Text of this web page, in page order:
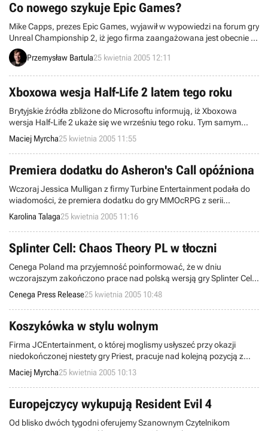
Co nowego szykuje Epic Games?
Mike Capps, prezes Epic Games, wyjawił w wypowiedzi na forum gry
Unreal Championship 2, iż jego firma zaangażowana jest obecnie w
developing całkowicie nowej gry, niezwiązanej z dotychczasowymi
produkcjami spod znaku Unreal. Równolegle opracowywany jest
Przemysław Bartula25 kwietnia 2005 12:11
Xboxowa wesja Half-Life 2 latem tego roku
Brytyjskie źródła zbliżone do Microsoftu informują, iż Xboxowa
wersja Half-Life 2 ukaże się we wrześniu tego roku. Tym samym
zdementowane zostały pogłoski, iż Half-Life 2 będzie premierowym
tytułem Xboxa 360. Informacja ta została potwierdzona przez pana
Lombardiego, który jednak nie sprecyzował daty wydania gry.
Maciej Myrcha25 kwietnia 2005 11:55
Premiera dodatku do Asheron's Call opóźniona
Wczoraj Jessica Mulligan z firmy Turbine Entertainment podała do
wiadomości, że premiera dodatku do gry MMOcRPG z serii
Asheron's Call o podtytule Throne of Destiny będzie opóźniona.
Pierwotnie zaplanowano debiut tego produktu na 11 maja,
natomiast teraz wiadomo, że pojawi się on w sklepach dopiero 18
lipca.
Karolina Talaga25 kwietnia 2005 11:16
Splinter Cell: Chaos Theory PL w tłoczni
Cenega Poland ma przyjemność poinformować, że w dniu
wczorajszym zakończono prace nad polską wersją gry Splinter Cell:
Chaos Theory, a dysk master został przekazany do tłoczni. Premiera
gorąco oczekiwanego hitu firmy Ubisoft wyznaczona została na
dzień 27 kwietnia (najbliższa środa), a wychodząc na przeciw
oczekiwaniom graczy, Cenega zdecydowała się na wydanie gry w
dwóch wersjach językowych do wyboru.
Cenega Press Release25 kwietnia 2005 10:48
Koszykówka w stylu wolnym
Firma JCEntertainment, o której moglismy usłyszeć przy okazji
niedokończonej niestety gry Priest, pracuje nad kolejną pozycją z
gatunku MMO. Tym razem będzie to online'owa koszykówa w stylu
wolnym - uliczna gra, w której zmierzy się 3 na 3 graczy. Publiczny
pokaz FreeStyle Street Baseketball odbędzie się na targach E3.
Maciej Myrcha25 kwietnia 2005 10:13
Europejczycy wykupują Resident Evil 4
Od blisko dwóch tygodni oferujemy Szanownym Czytelnikom